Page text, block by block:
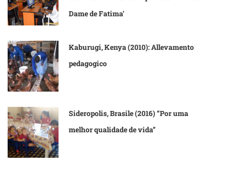
Dame de Fatima’
Kaburugi, Kenya (2010): Allevamento
pedagogico
Sideropolis, Brasile (2016) “Por uma
melhor qualidade de vida”